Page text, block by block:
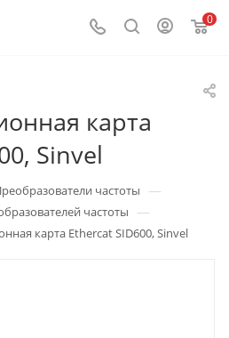
0
карта
Sinvel
частоты —
частоты —
карта Ethercat SID600, Sinvel